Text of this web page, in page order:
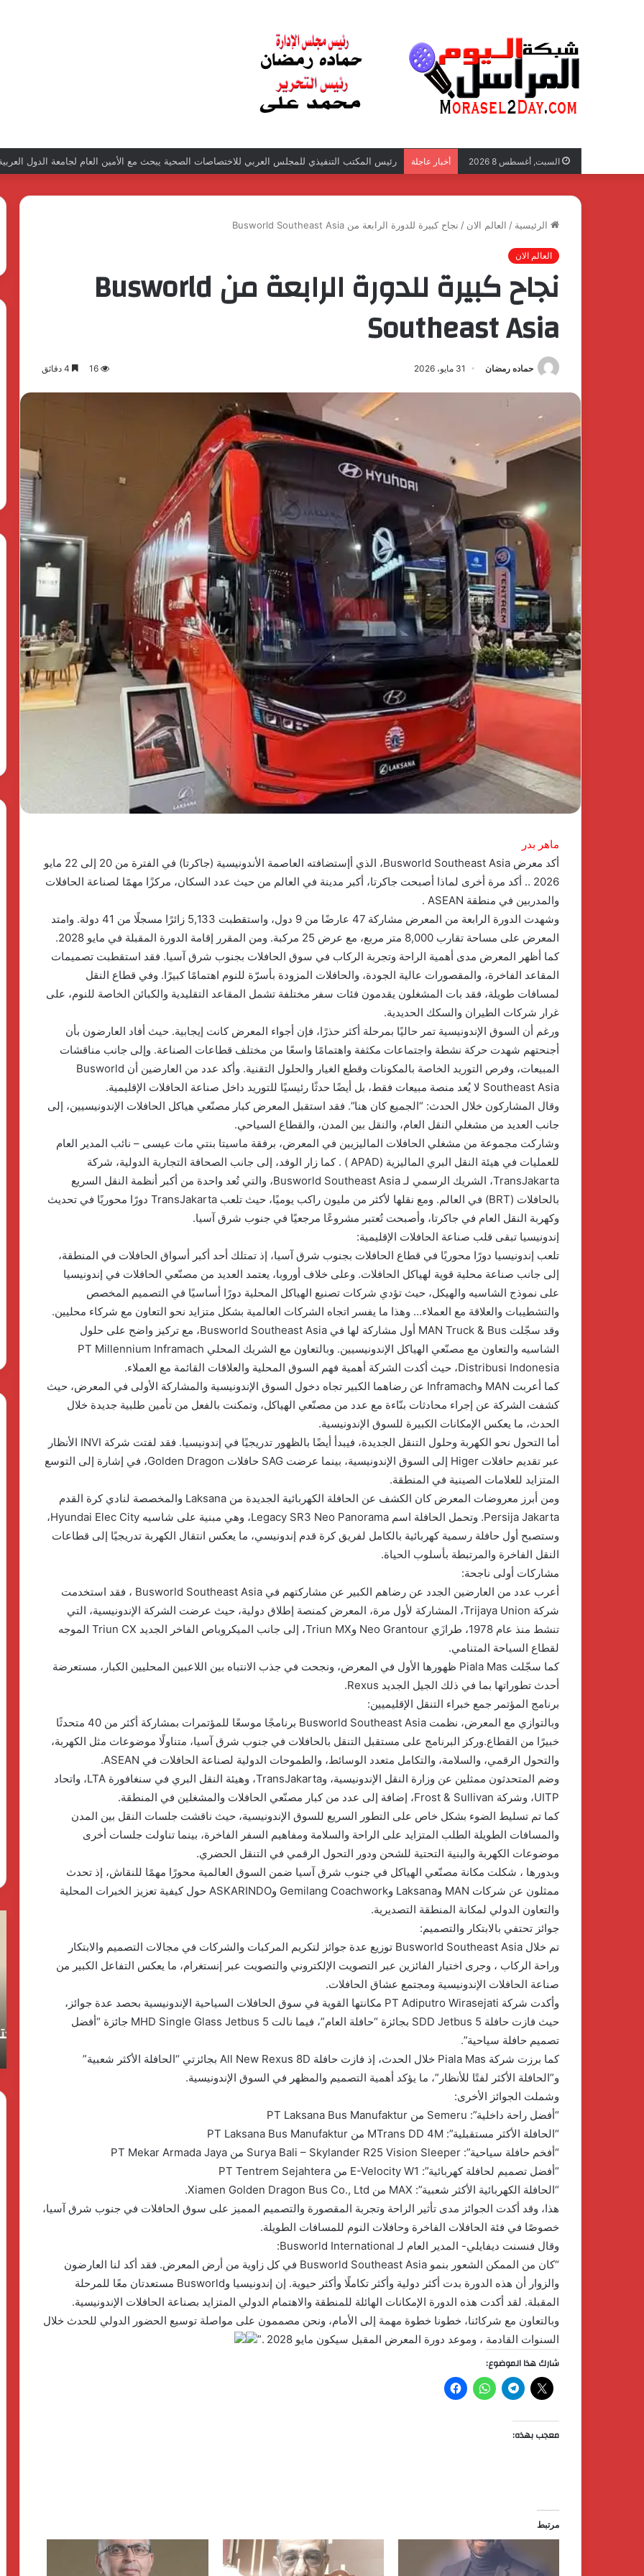
السبت, أغسطس 8 2026 أخبار عاجلة تصعيد جديد في قضية “أنجل الشعيبي”.. وقفتان احتجاجيتان بعدن تطالبان بإعادة متهمة للسجن
الرئيسية / العالم الان / نجاح كبيرة للدورة الرابعة من Busworld Southeast Asia
العالم الان
نجاح كبيرة للدورة الرابعة من Busworld
Southeast Asia
حماده رمضان 31 مايو، 2026 16
ماهر بدر
أكد معرض Busworld Southeast Asia، الذي أإستضافته العاصمة الأندونيسية (جاكرتا) في الفترة من 20 إلى 22 مايو
2026 .. أكد مرة أخرى لماذا أصبحت جاكرتا، أكبر مدينة في العالم من حيث عدد السكان، مركزًا مهمًا لصناعة الحافلات
والمدربين في منطقة ASEAN .
وشهدت الدورة الرابعة من المعرض مشاركة 47 عارضًا من 9 دول، واستقطبت 5,133 زائرًا مسجلًا من 41 دولة. وامتد
المعرض على مساحة تقارب 8,000 متر مربع، مع عرض 25 مركبة. ومن المقرر إقامة الدورة المقبلة في مايو 2028.
كما أظهر المعرض مدى أهمية الراحة وتجربة الركاب في سوق الحافلات بجنوب شرق آسيا. فقد استقطبت تصميمات
المقاعد الفاخرة، والمقصورات عالية الجودة، والحافلات المزودة بأسرّة للنوم اهتمامًا كبيرًا. وفي قطاع النقل
لمسافات طويلة، فقد بات المشغلون يقدمون فئات سفر مختلفة تشمل المقاعد التقليدية والكبائن الخاصة للنوم، على
غرار شركات الطيران والسكك الحديدية.
ورغم أن السوق الإندونيسية تمر حاليًا بمرحلة أكثر حذرًا، فإن أجواء المعرض كانت إيجابية. حيث أفاد العارضون بأن
أجنحتهم شهدت حركة نشطة واجتماعات مكثفة واهتمامًا واسعًا من مختلف قطاعات الصناعة. وإلى جانب مناقشات
المبيعات، وفرص التوريد الخاصة بالمكونات وقطع الغيار والحلول التقنية. وأكد عدد من العارضين أن Busworld
Southeast Asia لا يُعد منصة مبيعات فقط، بل أيضًا حدثًا رئيسيًا للتوريد داخل صناعة الحافلات الإقليمية.
وقال المشاركون خلال الحدث: “الجميع كان هنا”. فقد استقبل المعرض كبار مصنّعي هياكل الحافلات الإندونيسيين، إلى
جانب العديد من مشغلي النقل العام، والنقل بين المدن، والقطاع السياحي.
وشاركت مجموعة من مشغلي الحافلات الماليزيين في المعرض، برفقة ماسيتا بنتي مات عيسى – نائب المدير العام
للعمليات في هيئة النقل البري الماليزية (APAD ) . كما زار الوفد، إلى جانب الصحافة التجارية الدولية، شركة
TransJakarta، الشريك الرسمي لـ Busworld Southeast Asia، والتي تُعد واحدة من أكبر أنظمة النقل السريع
بالحافلات (BRT) في العالم. ومع نقلها لأكثر من مليون راكب يوميًا، حيث تلعب TransJakarta دورًا محوريًا في تحديث
وكهربة النقل العام في جاكرتا، وأصبحت تُعتبر مشروعًا مرجعيًا في جنوب شرق آسيا.
إندونيسيا تبقى قلب صناعة الحافلات الإقليمية:
تلعب إندونيسيا دورًا محوريًا في قطاع الحافلات بجنوب شرق آسيا، إذ تمتلك أحد أكبر أسواق الحافلات في المنطقة،
إلى جانب صناعة محلية قوية لهياكل الحافلات. وعلى خلاف أوروبا، يعتمد العديد من مصنّعي الحافلات في إندونيسيا
على نموذج الشاسيه والهيكل، حيث تؤدي شركات تصنيع الهياكل المحلية دورًا أساسيًا في التصميم المخصص
والتشطيبات والعلاقة مع العملاء… وهذا ما يفسر اتجاه الشركات العالمية بشكل متزايد نحو التعاون مع شركاء محليين.
وقد سجّلت MAN Truck & Bus أول مشاركة لها في Busworld Southeast Asia، مع تركيز واضح على حلول
الشاسيه والتعاون مع مصنّعي الهياكل الإندونيسيين. وبالتعاون مع الشريك المحلي PT Millennium Inframach
Distribusi Indonesia، حيث أكدت الشركة أهمية فهم السوق المحلية والعلاقات القائمة مع العملاء.
كما أعربت MAN وInframach عن رضاهما الكبير تجاه دخول السوق الإندونيسية والمشاركة الأولى في المعرض، حيث
كشفت الشركة عن إجراء محادثات بنّاءة مع عدد من مصنّعي الهياكل، وتمكنت بالفعل من تأمين طلبية جديدة خلال
الحدث، ما يعكس الإمكانات الكبيرة للسوق الإندونيسية.
أما التحول نحو الكهربة وحلول التنقل الجديدة، فيبدأ أيضًا بالظهور تدريجيًا في إندونيسيا. فقد لفتت شركة INVI الأنظار
عبر تقديم حافلات Higer إلى السوق الإندونيسية، بينما عرضت SAG حافلات Golden Dragon، في إشارة إلى التوسع
المتزايد للعلامات الصينية في المنطقة.
ومن أبرز معروضات المعرض كان الكشف عن الحافلة الكهربائية الجديدة من Laksana والمخصصة لنادي كرة القدم
Persija Jakarta. وتحمل الحافلة اسم Legacy SR3 Neo Panorama، وهي مبنية على شاسيه Hyundai Elec City،
وستصبح أول حافلة رسمية كهربائية بالكامل لفريق كرة قدم إندونيسي، ما يعكس انتقال الكهربة تدريجيًا إلى قطاعات
النقل الفاخرة والمرتبطة بأسلوب الحياة.
مشاركات أولى ناجحة:
أعرب عدد من العارضين الجدد عن رضاهم الكبير عن مشاركتهم في Busworld Southeast Asia ، فقد استخدمت
شركة Trijaya Union، المشاركة لأول مرة، المعرض كمنصة إطلاق دولية، حيث عرضت الشركة الإندونيسية، التي
تنشط منذ عام 1978، طرازَي Neo Grantour وTriun MX، إلى جانب الميكروباص الفاخر الجديد Triun CX الموجه
لقطاع السياحة المتنامي.
كما سجّلت Piala Mas ظهورها الأول في المعرض، ونجحت في جذب الانتباه بين اللاعبين المحليين الكبار، مستعرضة
أحدث تطوراتها بما في ذلك الجيل الجديد Rexus.
برنامج المؤتمر جمع خبراء التنقل الإقليميين:
وبالتوازي مع المعرض، نظمت Busworld Southeast Asia برنامجًا موسعًا للمؤتمرات بمشاركة أكثر من 40 متحدثًا
خبيرًا من القطاع.وركز البرنامج على مستقبل التنقل بالحافلات في جنوب شرق آسيا، متناولًا موضوعات مثل الكهربة،
والتحول الرقمي، والسلامة، والتكامل متعدد الوسائط، والطموحات الدولية لصناعة الحافلات في ASEAN.
وضم المتحدثون ممثلين عن وزارة النقل الإندونيسية، وTransJakarta، وهيئة النقل البري في سنغافورة LTA، واتحاد
UITP، وشركة Frost & Sullivan، إضافة إلى عدد من كبار مصنّعي الحافلات والمشغلين في المنطقة.
كما تم تسليط الضوء بشكل خاص على التطور السريع للسوق الإندونيسية، حيث ناقشت جلسات النقل بين المدن
والمسافات الطويلة الطلب المتزايد على الراحة والسلامة ومفاهيم السفر الفاخرة، بينما تناولت جلسات أخرى
موضوعات الكهربة والبنية التحتية للشحن ودور التحول الرقمي في التنقل الحضري.
وبدورها ، شكلت مكانة مصنّعي الهياكل في جنوب شرق آسيا ضمن السوق العالمية محورًا مهمًا للنقاش، إذ تحدث
ممثلون عن شركات MAN وLaksana وGemilang Coachwork وASKARINDO حول كيفية تعزيز الخبرات المحلية
والتعاون الدولي لمكانة المنطقة التصديرية.
جوائز تحتفي بالابتكار والتصميم:
تم خلال Busworld Southeast Asia توزيع عدة جوائز لتكريم المركبات والشركات في مجالات التصميم والابتكار
وراحة الركاب ، وجرى اختيار الفائزين عبر التصويت الإلكتروني والتصويت عبر إنستغرام، ما يعكس التفاعل الكبير من
صناعة الحافلات الإندونيسية ومجتمع عشاق الحافلات.
وأكدت شركة PT Adiputro Wirasejati مكانتها القوية في سوق الحافلات السياحية الإندونيسية بحصد عدة جوائز،
حيث فازت حافلة SDD Jetbus 5 بجائزة “حافلة العام”، فيما نالت MHD Single Glass Jetbus 5 جائزة “أفضل
تصميم حافلة سياحية”.
كما برزت شركة Piala Mas خلال الحدث، إذ فازت حافلة All New Rexus 8D بجائزتي “الحافلة الأكثر شعبية”
و”الحافلة الأكثر لفتًا للأنظار”، ما يؤكد أهمية التصميم والمظهر في السوق الإندونيسية.
وشملت الجوائز الأخرى:
“أفضل راحة داخلية”: Semeru من PT Laksana Bus Manufaktur
“الحافلة الأكثر مستقبلية”: MTrans DD 4M من PT Laksana Bus Manufaktur
“أفخم حافلة سياحية”: Surya Bali – Skylander R25 Vision Sleeper من PT Mekar Armada Jaya
“أفضل تصميم لحافلة كهربائية”: E-Velocity W1 من PT Tentrem Sejahtera
“الحافلة الكهربائية الأكثر شعبية”: MAX من Xiamen Golden Dragon Bus Co., Ltd.
هذا، وقد أكدت الجوائز مدى تأثير الراحة وتجربة المقصورة والتصميم المميز على سوق الحافلات في جنوب شرق آسيا،
خصوصًا في فئة الحافلات الفاخرة وحافلات النوم للمسافات الطويلة.
وقال فنسنت ديفايلي- المدير العام لـ Busworld International:
“كان من الممكن الشعور بنمو Busworld Southeast Asia في كل زاوية من أرض المعرض. فقد أكد لنا العارضون
والزوار أن هذه الدورة بدت أكثر دولية وأكثر تكاملًا وأكثر حيوية. إن إندونيسيا وBusworld مستعدتان معًا للمرحلة
المقبلة. لقد أكدت هذه الدورة الإمكانات الهائلة للمنطقة والاهتمام الدولي المتزايد بصناعة الحافلات الإندونيسية.
وبالتعاون مع شركائنا، خطونا خطوة مهمة إلى الأمام، ونحن مصممون على مواصلة توسيع الحضور الدولي للحدث خلال
السنوات القادمة ، وموعد دورة المعرض المقبل سيكون مايو 2028 .”
شارك هذا الموضوع:
معجب بهذه:
مرتبط
الحرس الثوري يخـ ـترق البحرين! القصة
الكاملة لأكبر اختـ ـراق إيراني لمملكة
اكتشف
الفخامة
والهدوء
في
كومباوند
نسيم
بالشيخ
زايد
مشروعات
شركة
جولدن
اكتشف الفخامة والهدوء في
كومباوند نسيم بالشيخ زايد أحدث
مشروعات شركة جولدن لاند
The
First
Group
وPulse
Developments
توقعان
شراكة
استراتيجية
لإطلاق
منصة
متكاملة
لتطوير
مشاريع
الضيافة
منذ 4 أسابيع
The First Group وPulse
Developments توقعان شراكة
استراتيجية لإطلاق منصة متكاملة
لتطوير وتشغيل مشاريع الضيافة في
مصر
الدكتور
محسن
السيد..
نموذج
للإدارة
الناجحة
والانضباط
المهنى
بأوقاف
الدكتور محسن السيد.. نموذج للإدارة الناجحة
والانضباط المهنى بأوقاف الفيوم
تضع
معيارًا
:
استمرار
بدون
احتساب
وزن
والفصوص
ولا
في
قيمة
المصنعية
حتي
يناير
المقبل
كردان جولد تضع معيارًا جديدًا للشفافية :
استمرار البيع بدون احتساب وزن الأحجار
والفصوص ولا زيادة في قيمة المصنعية حتي
يناير المقبل